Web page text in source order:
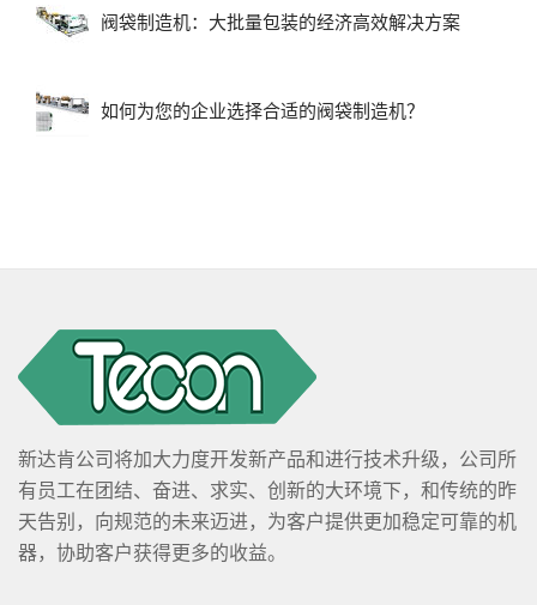
阀袋制造机：大批量包装的经济高效解决方案
如何为您的企业选择合适的阀袋制造机？
新达肯公司将加大力度开发新产品和进行技术升级，公司所
有员工在团结、奋进、求实、创新的大环境下，和传统的昨
天告别，向规范的未来迈进，为客户提供更加稳定可靠的机
器，协助客户获得更多的收益。